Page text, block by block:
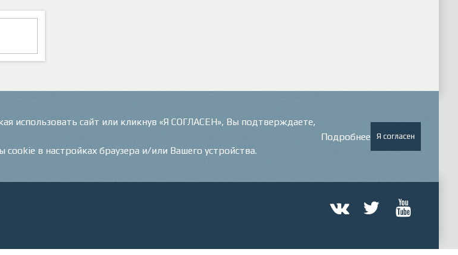
использовать сайт или кликнув «Я СОГЛАСЕН», Вы подтверждаете,
в настройках браузера и/или Вашего устройства.
Подробнее Я согласен